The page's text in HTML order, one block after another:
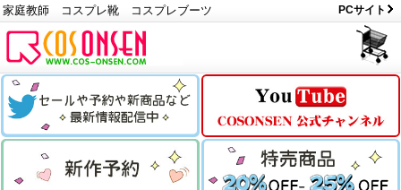
家庭教師 コスプレ靴 コスプレブーツ PCサイト